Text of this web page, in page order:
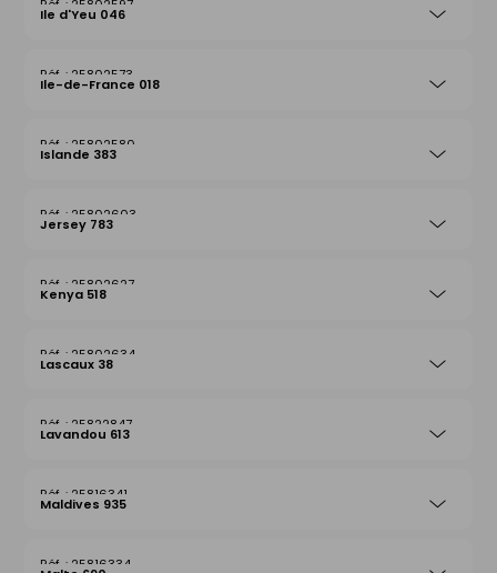
25802597
Ile d'Yeu 046
25802573
Ile-de-France 018
25802580
Islande 383
25802603
Jersey 783
25802627
Kenya 518
25802634
Lascaux 38
25822847
Lavandou 613
25816341
Maldives 935
25816334